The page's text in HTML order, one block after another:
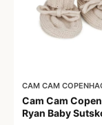
CAM CAM
Cam Cam
Ryan Baby